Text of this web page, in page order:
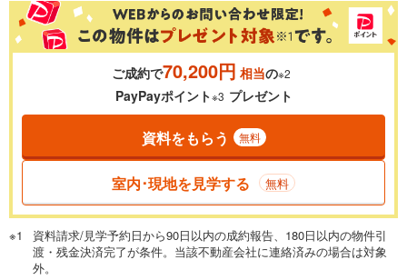
0.01%
一般的には最長35年まで借り入れ可能です。多くの金融機関
が完済時の年齢は80歳までを条件としています。
閉じる
頭金 万円
ご成約で70,200円 相当の※2
PayPayポイント※3 プレゼント
資料をもらう 無料
室内･現地を見学する 無料
資料請求/見学予約日から90日以内の成約報告、180日以内の物件引
渡・残金決済完了が条件。当該不動産会社に連絡済みの場合は対象
外。